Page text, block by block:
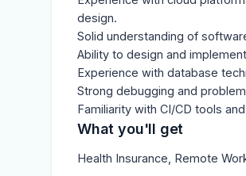
design.
Solid understanding of
Ability to design and
Experience with database
Strong debugging and
Familiarity with CI/CD tools
What you'll get
Health Insurance, Remote